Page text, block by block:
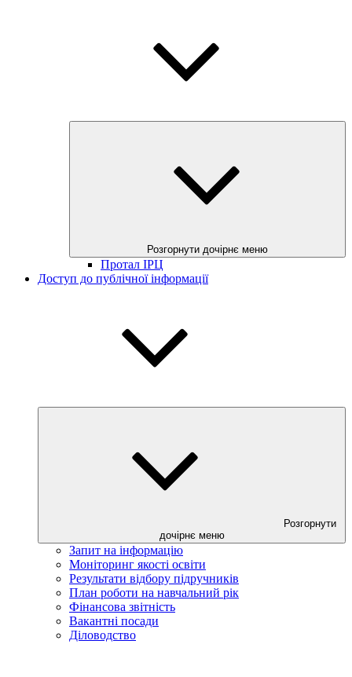
Розгорнути дочірнє меню
Протал ІРЦ
Доступ до публічної інформації
Розгорнути
дочірнє меню
Запит на інформацію
Моніторинг якості освіти
Результати відбору підручників
План роботи на навчальний рік
Фінансова звітність
Вакантні посади
Діловодство